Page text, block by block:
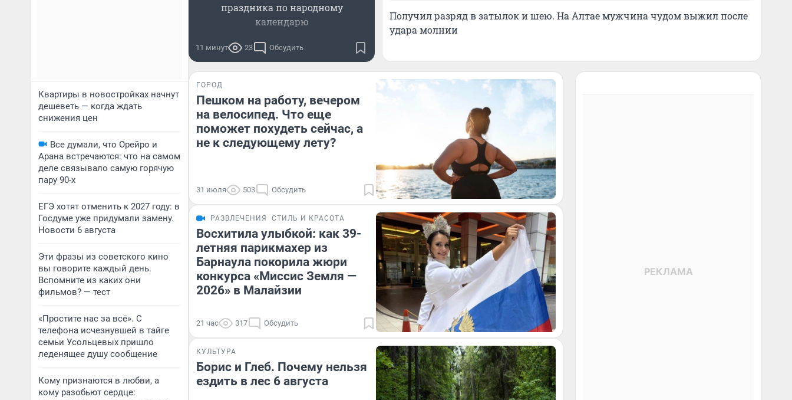
Квартиры в новостройках начнут
дешеветь — когда ждать
снижения цен
Все думали, что Орейро и
Арана встречаются: что на самом
деле связывало самую горячую
пару 90-х
ЕГЭ хотят отменить к 2027 году: в
Госдуме уже придумали замену.
Новости 6 августа
Эти фразы из советского кино
вы говорите каждый день.
Вспомните из каких они
фильмов? — тест
«Простите нас за всё». С
телефона исчезнувшей в тайге
семьи Усольцевых пришло
леденящее душу сообщение
Кому признаются в любви, а
кому разобьют сердце:
праздника по народному
календарю
11 минут 23 Обсудить
Получил разряд в затылок и шею. На Алтае мужчина чудом выжил после
удара молнии
ГОРОД
Пешком на работу, вечером
на велосипед. Что еще
поможет похудеть сейчас, а
не к следующему лету?
31 июля 503 Обсудить
РАЗВЛЕЧЕНИЯ СТИЛЬ И КРАСОТА
Восхитила улыбкой: как 39-
летняя парикмахер из
Барнаула покорила жюри
конкурса «Миссис Земля —
2026» в Малайзии
21 час 317 Обсудить
КУЛЬТУРА
Борис и Глеб. Почему нельзя
ездить в лес 6 августа